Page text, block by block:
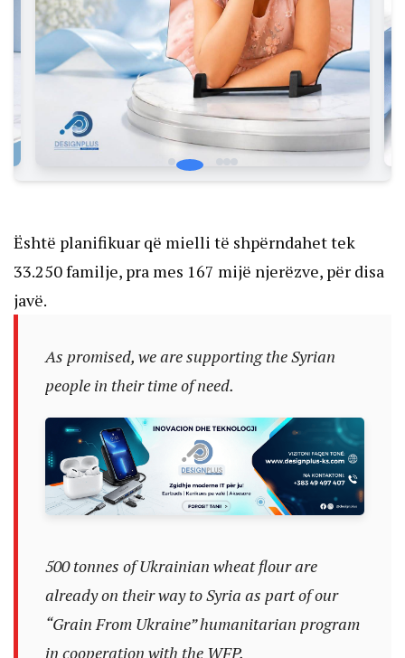
Është planifikuar që mielli të shpërndahet tek
33.250 familje, pra mes 167 mijë njerëzve, për disa
javë.
As promised, we are supporting the Syrian
people in their time of need.
500 tonnes of Ukrainian wheat flour are
already on their way to Syria as part of our
“Grain From Ukraine” humanitarian program
in cooperation with the WFP.